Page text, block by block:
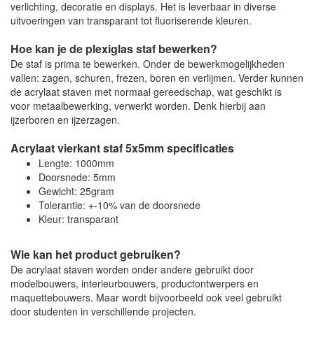
verlichting, decoratie en displays. Het is leverbaar in diverse
uitvoeringen van transparant tot fluoriserende kleuren.
Hoe kan je de plexiglas staf bewerken?
De staf is prima te bewerken. Onder de bewerkmogelijkheden
vallen: zagen, schuren, frezen, boren en verlijmen. Verder kunnen
de acrylaat staven met normaal gereedschap, wat geschikt is
voor metaalbewerking, verwerkt worden. Denk hierbij aan
ijzerboren en ijzerzagen.
Acrylaat vierkant staf 5x5mm specificaties
Lengte: 1000mm
Doorsnede: 5mm
Gewicht: 25gram
Tolerantie: +-10% van de doorsnede
Kleur: transparant
Wie kan het product gebruiken?
De acrylaat staven worden onder andere gebruikt door
modelbouwers, interieurbouwers, productontwerpers en
maquettebouwers. Maar wordt bijvoorbeeld ook veel gebruikt
door studenten in verschillende projecten.